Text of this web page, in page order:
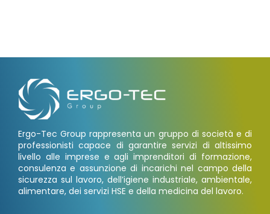
Ergo-Tec Group rappresenta un gruppo di società e di
professionisti capace di garantire servizi di altissimo
livello alle imprese e agli imprenditori di formazione,
consulenza e assunzione di incarichi nel campo della
sicurezza sul lavoro, dell’igiene industriale, ambientale,
alimentare, dei servizi HSE e della medicina del lavoro.